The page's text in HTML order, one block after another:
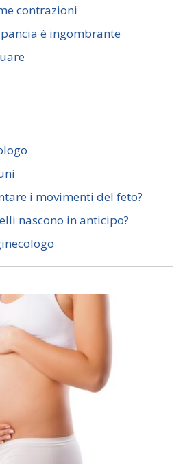
contrazioni
è ingombrante
i movimenti del feto?
nascono in anticipo?